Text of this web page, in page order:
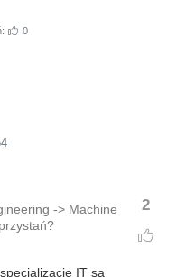
0
2
-> Machine
IT są